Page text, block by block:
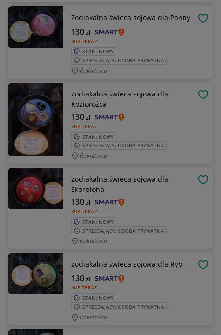
Zodiakalna świeca sojowa dla Panny
KUP TERAZ
130zł
STAN: NOWY
SPRZEDAJĄCY: OSOBA PRYWATNA
Rokietnica
Zodiakalna świeca sojowa dla
Koziorożca
KUP TERAZ
130zł
STAN: NOWY
SPRZEDAJĄCY: OSOBA PRYWATNA
Rokietnica
Zodiakalna świeca sojowa dla
Skorpiona
KUP TERAZ
130zł
STAN: NOWY
SPRZEDAJĄCY: OSOBA PRYWATNA
Rokietnica
Zodiakalna świeca sojowa dla Ryb
KUP TERAZ
130zł
STAN: NOWY
SPRZEDAJĄCY: OSOBA PRYWATNA
Rokietnica